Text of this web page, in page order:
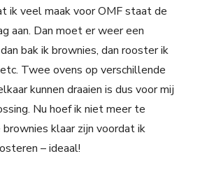
ik veel maak voor OMF staat de
aan. Dan moet er weer een
bak ik brownies, dan rooster ik
Twee ovens op verschillende
kunnen draaien is dus voor mij
Nu hoef ik niet meer te
klaar zijn voordat ik
– ideaal!